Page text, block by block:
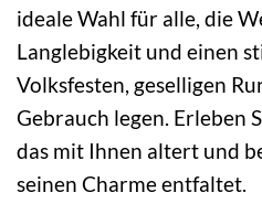
ideale Wahl für alle, die
Langlebigkeit und einen
Volksfesten, geselligen
Gebrauch legen. Erleben
das mit Ihnen altert und
seinen Charme entfaltet.